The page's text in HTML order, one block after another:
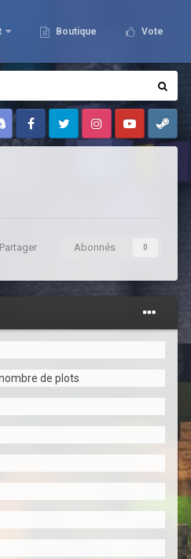
Boutique Vote
FacebookTwitter InstagramYoutubeSteam
Partager Abonnés 0
de plots